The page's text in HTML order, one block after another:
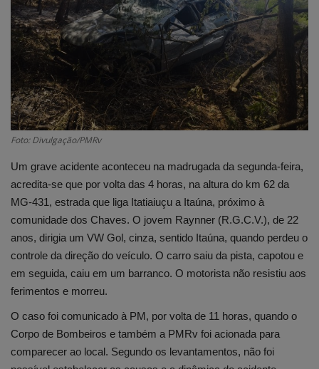
Edições em PDF
Fotos
Foto: Divulgação/PMRv
Um grave acidente aconteceu na madrugada da segunda-feira,
acredita-se que por volta das 4 horas, na altura do km 62 da
MG-431, estrada que liga Itatiaiuçu a Itaúna, próximo à
comunidade dos Chaves. O jovem Raynner (R.G.C.V.), de 22
anos, dirigia um VW Gol, cinza, sentido Itaúna, quando perdeu o
controle da direção do veículo. O carro saiu da pista, capotou e
em seguida, caiu em um barranco. O motorista não resistiu aos
ferimentos e morreu.
O caso foi comunicado à PM, por volta de 11 horas, quando o
Corpo de Bombeiros e também a PMRv foi acionada para
comparecer ao local. Segundo os levantamentos, não foi